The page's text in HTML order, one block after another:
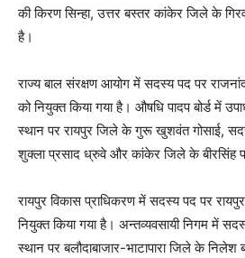
की किरण सिन्हा, उत्तर बस्तर कांकेर जिले के
है।
राज्य बाल संरक्षण आयोग में सदस्य पद पर
को नियुक्त किया गया है। औषधि पादप बोर्ड में
स्थान पर रायपुर जिले के गुरू खुशवंत गोसाई,
शुक्ला प्रसाद ध्रुवे और कांकेर जिले के बीरसिंह
रायपुर विकास प्राधिकरण में सदस्य पद पर
नियुक्त किया गया है। अन्तव्यवसायी निगम में
स्थान पर बलौदाबाजार-भाटापारा जिले के निलेश